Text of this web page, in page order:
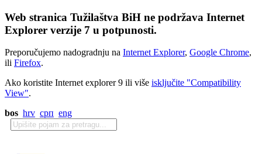
Web stranica Tužilaštva BiH ne podržava Internet
Explorer verzije 7 u potpunosti.
Preporučujemo nadogradnju na Internet Explorer, Google Chrome,
ili Firefox.
Ako koristite Internet explorer 9 ili više isključite "Compatibility
View".
bos hrv срп eng